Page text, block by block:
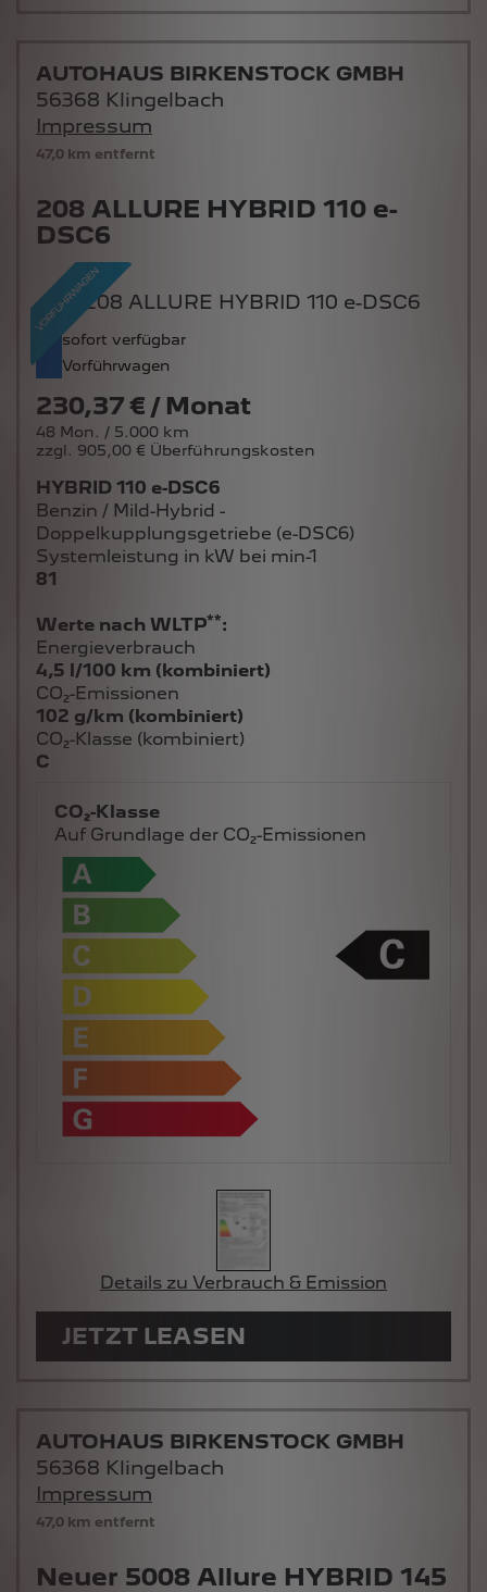
47,0 km entfernt
208 ALLURE HYBRID 110 e-
DSC6
sofort verfügbar
Vorführwagen
230,37 € / Monat
48 Mon. / 5.000 km
zzgl. 905,00 € Überführungskosten
AUTOHAUS BIRKENSTOCK GMBH
56368 Klingelbach
Impressum
HYBRID 110 e-DSC6
Benzin / Mild-Hybrid -
Doppelkupplungsgetriebe (e-DSC6)
Systemleistung in kW bei min-1
81
Werte nach WLTP**:
Energieverbrauch
4,5 l/100 km (kombiniert)
CO₂-Emissionen
102 g/km (kombiniert)
CO₂-Klasse (kombiniert)
C
CO₂-Klasse
Auf Grundlage der CO₂-Emissionen
Details zu Verbrauch & Emission
JETZT LEASEN
47,0 km entfernt
Neuer 5008 Allure HYBRID 145
AUTOHAUS BIRKENSTOCK GMBH
56368 Klingelbach
Impressum